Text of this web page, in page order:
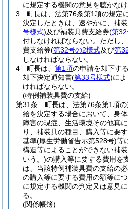
に規定する機関の意見を聴かなけ
3
町長は、法第76条第1項の規定
決定したときは、速やかに、補
号様式)及び補装具費支給券(第
付しなければならない。 ただし
費支給券(第32号の2様式及び第
しなければならない。
4
町長は、 第1項の申請を却下す
却下決定通知書(第33号様式)に
ければならない。
(特例補装具費の支給)
第31条
町長は、法第76条第1項
給を決定する場合において、身
障害の現症、生活環境その他真
り、補装具の種目、購入等に要
基準(厚生労働省告示第528号)等
構造等によることができない補
いう。)の購入等に要する費用を
は、当該特例補装具費の支給の
の購入等に要する費用の額等に
に規定する機関の判定又は意見
る。
(関係帳簿)